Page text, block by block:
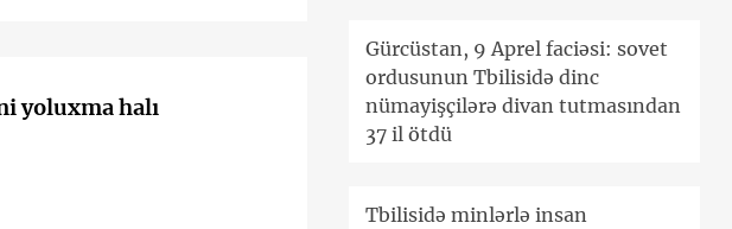
yoluxma halı
Gürcüstan, 9 Aprel faciəsi: sovet
ordusunun Tbilisidə dinc
nümayişçilərə divan tutmasından
37 il ötdü
Tbilisidə minlərlə insan